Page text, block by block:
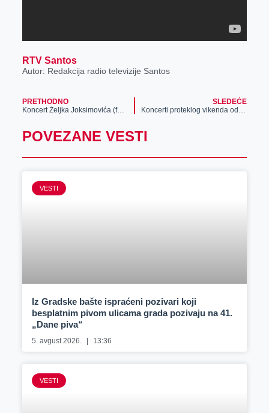
RTV Santos
Autor: Redakcija radio televizije Santos
PRETHODNO
Koncert Željka Joksimovića (foto)
SLEDEĆE
Koncerti proteklog vikenda oduševili mnoge (video)
POVEZANE VESTI
VESTI
Iz Gradske bašte ispraćeni pozivari koji
besplatnim pivom ulicama grada pozivaju na 41.
„Dane piva“
5. avgust 2026. 13:36
VESTI